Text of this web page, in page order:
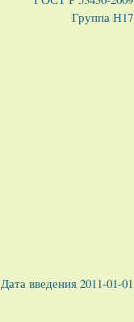
Группа Н17
Дата введения 2011-01-01